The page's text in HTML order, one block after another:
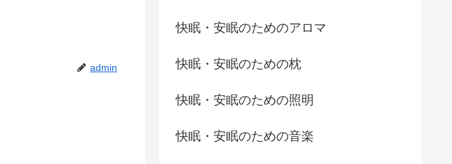
admin
快眠・安眠のためのアロマ
快眠・安眠のための枕
快眠・安眠のための照明
快眠・安眠のための音楽